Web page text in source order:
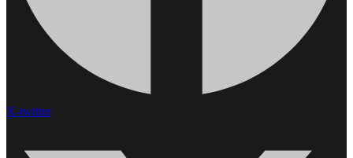
X-twitter